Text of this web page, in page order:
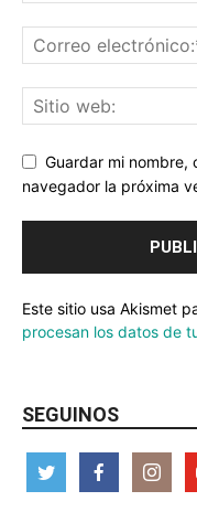
Guardar mi nombre,
navegador la próxima
Este sitio usa Akismet
procesan los datos de
SEGUINOS